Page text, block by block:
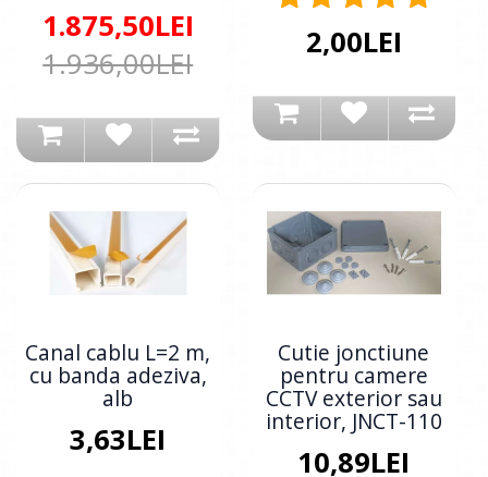
1.875,50LEI
1.936,00LEI
2,00LEI
Canal cablu L=2 m,
cu banda adeziva,
alb
3,63LEI
Cutie jonctiune
pentru camere
CCTV exterior sau
interior, JNCT-110
10,89LEI